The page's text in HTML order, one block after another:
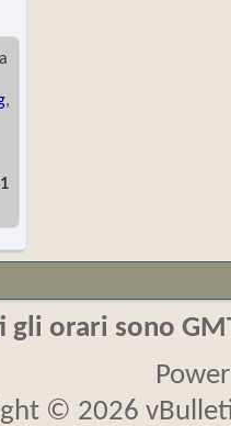
,
gli orari sono
© 2026